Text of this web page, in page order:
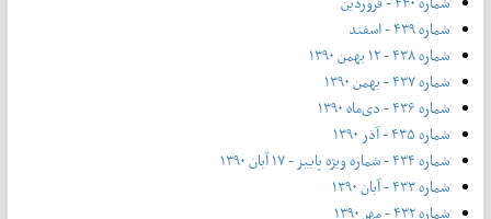
شماره ۴۳۹ - اسفند
شماره ۴۳۸ - ۱۲ بهمن ۱۳۹۰
شماره ۴۳۷ - بهمن ۱۳۹۰
شماره ۴۳۶ - دی‌ماه ۱۳۹۰
شماره ۴۳۵ - آذر ۱۳۹۰
شماره ۴۳۴ - شماره ویژه پاییز - ۱۷ آبان ۱۳۹۰
شماره ۴۳۳ - آبان ۱۳۹۰
شماره ۴۳۲ - مهر ۱۳۹۰